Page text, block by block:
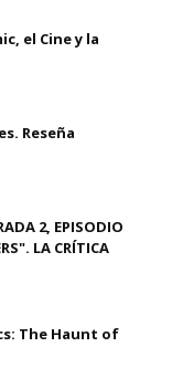
el Cine y la
Reseña
2, EPISODIO
LA CRÍTICA
The Haunt of